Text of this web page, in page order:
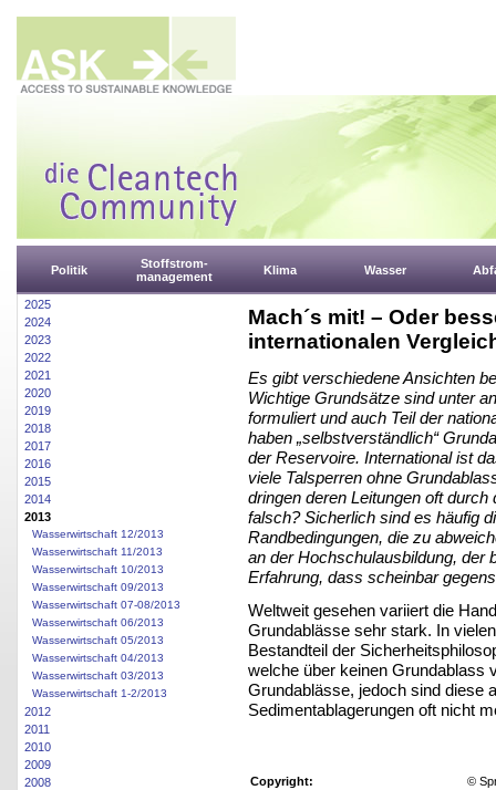
Politik
Stoffstrom-
management
Klima Wasser
2025
2024
2023
2022
2021
2020
2019
2018
2017
2016
2015
2014
2013
Wasserwirtschaft 12/2013
Wasserwirtschaft 11/2013
Wasserwirtschaft 10/2013
Wasserwirtschaft 09/2013
Wasserwirtschaft 07-08/2013
Wasserwirtschaft 06/2013
Wasserwirtschaft 05/2013
Wasserwirtschaft 04/2013
Wasserwirtschaft 03/2013
Wasserwirtschaft 1-2/2013
2012
2011
2010
2009
2008
Mach´s mit! – Oder
internationalen
Es gibt verschiedene Ansichten
Wichtige Grundsätze sind unter
formuliert und auch Teil der
haben „selbstverständlich“
der Reservoire. International ist
viele Talsperren ohne
dringen deren Leitungen oft
falsch? Sicherlich sind es häufig
Randbedingungen, die zu
an der Hochschulausbildung, der
Erfahrung, dass scheinbar
Weltweit gesehen variiert die
Grundablässe sehr stark. In
Bestandteil der
welche über keinen Grundablass
Grundablässe, jedoch sind diese
Sedimentablagerungen oft nicht
Copyright:
©